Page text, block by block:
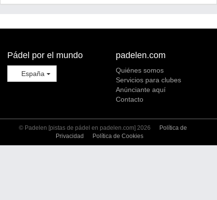
Pádel por el mundo
España
padelen.com
Quiénes somos
Servicios para clubes
Anúnciante aquí
Contacto
© Padelen [pistas de pádel en padelen.com] 2026
Política de
Privacidad
Política de Cookies